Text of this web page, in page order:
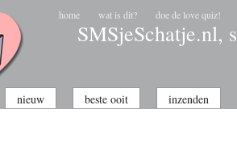
SMSjeSchatje.nl,
home wat is dit? doe de love quiz!
nieuw beste ooit inzenden